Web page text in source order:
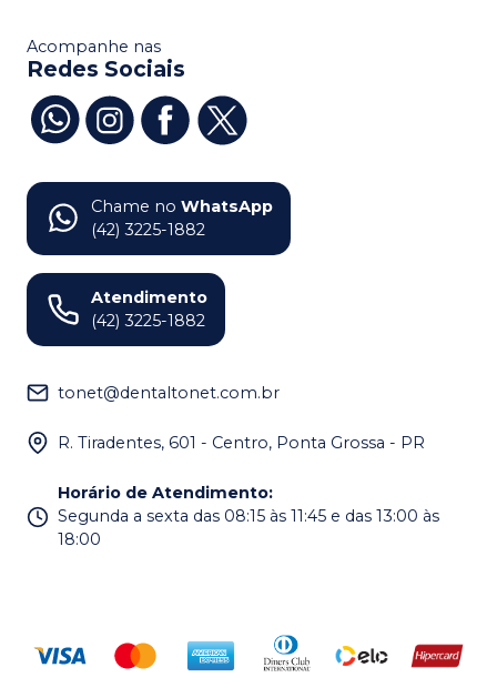
Acompanhe nas
Redes Sociais
Chame no WhatsApp
(42) 3225-1882
Atendimento
(42) 3225-1882
tonet@dentaltonet.com.br
R. Tiradentes, 601 - Centro, Ponta Grossa - PR
Horário de Atendimento:
Segunda a sexta das 08:15 às 11:45 e das 13:00 às
18:00